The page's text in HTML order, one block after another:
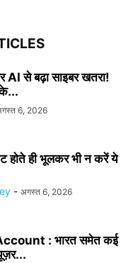
से बढ़ा साइबर खतरा!
6, 2026
होते ही भूलकर भी न करें ये
- अगस्त 6, 2026
: भारत समेत कई